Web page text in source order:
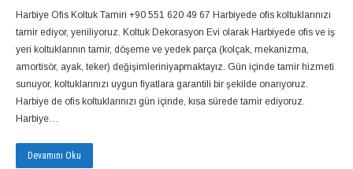
Harbiye Ofis Koltuk Tamiri +90 551 620 49 67 Harbiyede ofis koltuklarınızı
tamir ediyor, yeniliyoruz. Koltuk Dekorasyon Evi olarak Harbiyede ofis ve iş
yeri koltuklarının tamir, döşeme ve yedek parça (kolçak, mekanizma,
amortisör, ayak, teker) değişimleriniyapmaktayız. Gün içinde tamir hizmeti
sunuyor, koltuklarınızı uygun fiyatlara garantili bir şekilde onarıyoruz.
Harbiye de ofis koltuklarınızı gün içinde, kısa sürede tamir ediyoruz.
Harbiye…
Devamını Oku